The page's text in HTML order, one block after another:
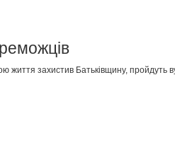
життя захистив Батьківщину, пройдуть